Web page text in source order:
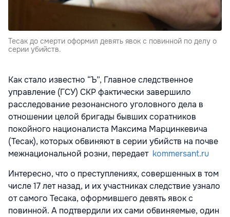
Тесак до смерти оформил девять явок с повинной по делу о
серии убийств.
Как стало известно “Ъ”, Главное следственное
управление (ГСУ) СКР фактически завершило
расследование резонансного уголовного дела в
отношении целой бригады бывших соратников
покойного националиста Максима Марцинкевича
(Тесак), которых обвиняют в серии убийств на почве
межнациональной розни, передает kommersant.ru
Интересно, что о преступлениях, совершенных в том
числе 17 лет назад, и их участниках следствие узнало
от самого Тесака, оформившего девять явок с
повинной. А подтвердили их сами обвиняемые, один